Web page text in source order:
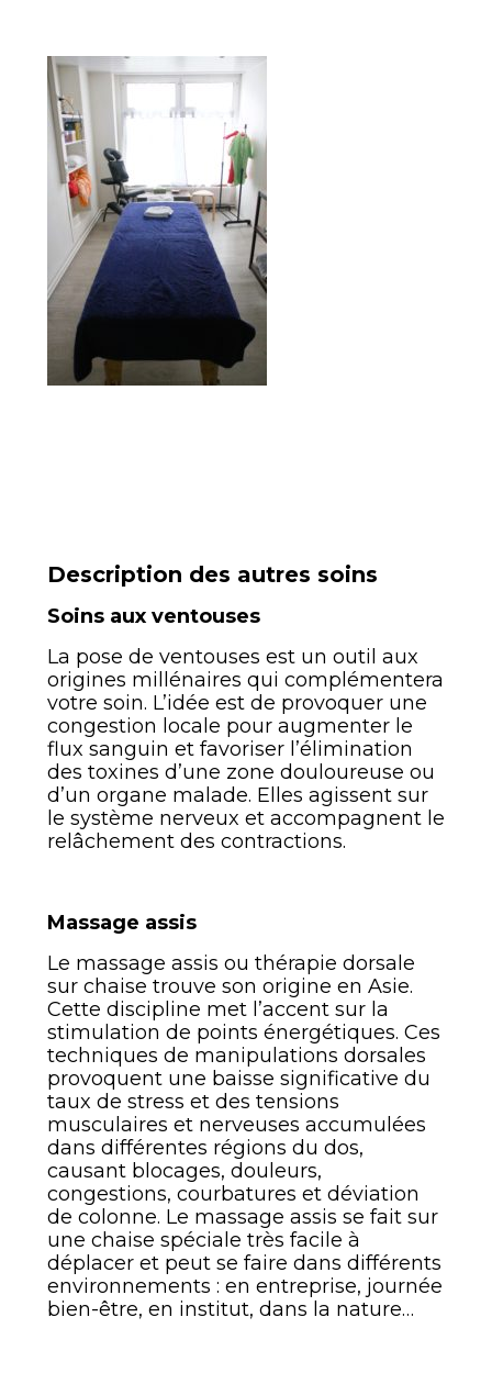
Description des autres soins
Soins aux ventouses
La pose de ventouses est un outil aux
origines millénaires qui complémentera
votre soin. L’idée est de provoquer une
congestion locale pour augmenter le
flux sanguin et favoriser l’élimination
des toxines d’une zone douloureuse ou
d’un organe malade. Elles agissent sur
le système nerveux et accompagnent le
relâchement des contractions.
Massage assis
Le massage assis ou thérapie dorsale
sur chaise trouve son origine en Asie.
Cette discipline met l’accent sur la
stimulation de points énergétiques. Ces
techniques de manipulations dorsales
provoquent une baisse significative du
taux de stress et des tensions
musculaires et nerveuses accumulées
dans différentes régions du dos,
causant blocages, douleurs,
congestions, courbatures et déviation
de colonne. Le massage assis se fait sur
une chaise spéciale très facile à
déplacer et peut se faire dans différents
environnements : en entreprise, journée
bien-être, en institut, dans la nature…